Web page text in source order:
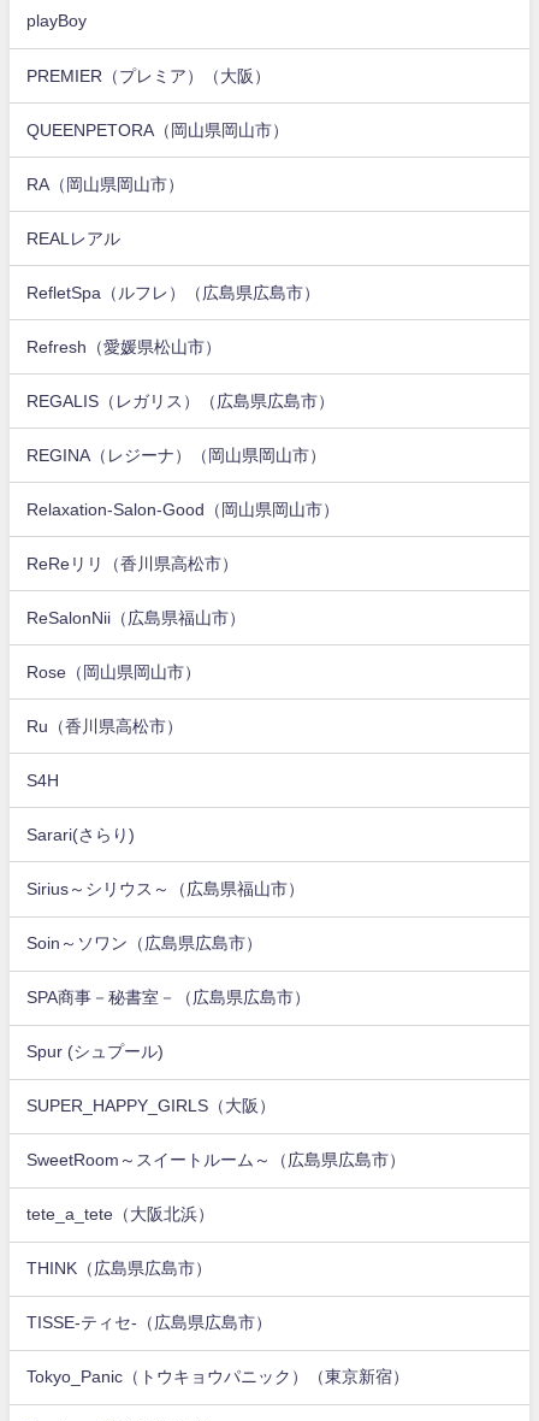
playBoy
PREMIER（プレミア）（大阪）
QUEENPETORA（岡山県岡山市）
RA（岡山県岡山市）
REALレアル
RefletSpa（ルフレ）（広島県広島市）
Refresh（愛媛県松山市）
REGALIS（レガリス）（広島県広島市）
REGINA（レジーナ）（岡山県岡山市）
Relaxation-Salon-Good（岡山県岡山市）
ReReリリ（香川県高松市）
ReSalonNii（広島県福山市）
Rose（岡山県岡山市）
Ru（香川県高松市）
S4H
Sarari(さらり)
Sirius～シリウス～（広島県福山市）
Soin～ソワン（広島県広島市）
SPA商事－秘書室－（広島県広島市）
Spur (シュプール)
SUPER_HAPPY_GIRLS（大阪）
SweetRoom～スイートルーム～（広島県広島市）
tete_a_tete（大阪北浜）
THINK（広島県広島市）
TISSE-ティセ-（広島県広島市）
Tokyo_Panic（トウキョウパニック）（東京新宿）